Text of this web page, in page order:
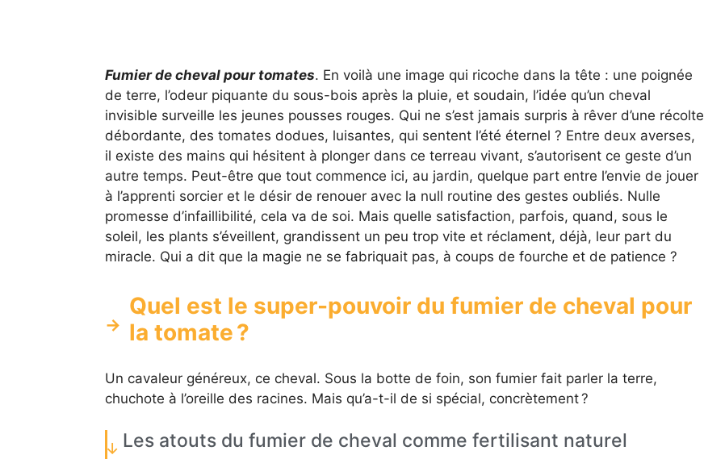
Fumier de cheval pour tomates. En voilà une image qui ricoche dans la tête : une poignée
de terre, l’odeur piquante du sous-bois après la pluie, et soudain, l’idée qu’un cheval
invisible surveille les jeunes pousses rouges. Qui ne s’est jamais surpris à rêver d’une récolte
débordante, des tomates dodues, luisantes, qui sentent l’été éternel ? Entre deux averses,
il existe des mains qui hésitent à plonger dans ce terreau vivant, s’autorisent ce geste d’un
autre temps. Peut-être que tout commence ici, au jardin, quelque part entre l’envie de jouer
à l’apprenti sorcier et le désir de renouer avec la null routine des gestes oubliés. Nulle
promesse d’infaillibilité, cela va de soi. Mais quelle satisfaction, parfois, quand, sous le
soleil, les plants s’éveillent, grandissent un peu trop vite et réclament, déjà, leur part du
miracle. Qui a dit que la magie ne se fabriquait pas, à coups de fourche et de patience ?
Quel est le super-pouvoir du fumier de cheval pour
la tomate ?
Un cavaleur généreux, ce cheval. Sous la botte de foin, son fumier fait parler la terre,
chuchote à l’oreille des racines. Mais qu’a-t-il de si spécial, concrètement ?
Les atouts du fumier de cheval comme fertilisant naturel